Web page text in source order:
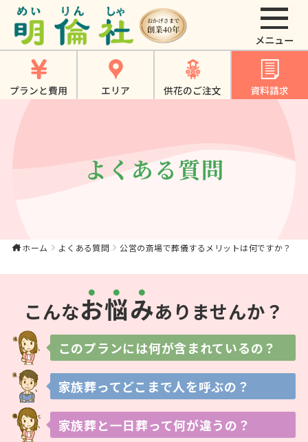
公営の斎場で葬儀す
るメリットは何です
か？｜【公式】大東
葬は《明倫社》
プランと費用 エリア 供花のご注文 資料請求
よくある質問
ホーム よくある質問 公営の斎場で葬儀するメリットは何ですか？
こんなお悩みありませんか？
このプランには何が含まれているの？
家族葬ってどこまで人を呼ぶの？
家族葬と一日葬って何が違うの？